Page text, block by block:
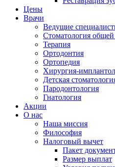
Цены
Врачи
Ведущие
Стоматология
Терапия
Ортодонтия
Ортопедия
Хирургия-
Детская
Пародонтология
Гнатология
Акции
О нас
Наша миссия
Философия
Налоговый вычет
Пакет
Размер выплат